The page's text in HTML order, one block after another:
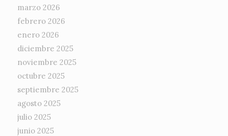
marzo 2026
febrero 2026
enero 2026
diciembre 2025
noviembre 2025
octubre 2025
septiembre 2025
agosto 2025
julio 2025
junio 2025